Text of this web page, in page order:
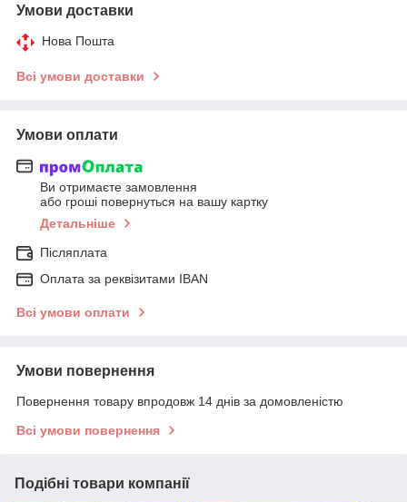
Умови доставки
Нова Пошта
Всі умови доставки
Умови оплати
Ви отримаєте замовлення
або гроші повернуться на вашу картку
Детальніше
Післяплата
Оплата за реквізитами IBAN
Всі умови оплати
Умови повернення
Повернення товару впродовж 14 днів за домовленістю
Всі умови повернення
Подібні товари компанії